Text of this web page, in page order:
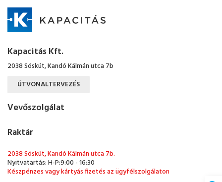
Kapacitás Kft.
2038 Sóskút, Kandó Kálmán utca 7b
ÚTVONALTERVEZÉS
Vevőszolgálat
Raktár
2038 Sóskút, Kandó Kálmán utca 7b.
Nyitvatartás: H-P:9:00 - 16:30
Készpénzes vagy kártyás fizetés az ügyfélszolgálaton